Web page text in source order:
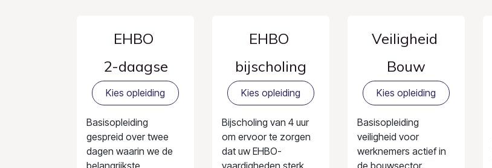
EHBO
2-daagse
Kies opleiding
Basisopleiding
gespreid over twee
dagen waarin we de
belangrijkste
EHBO
bijscholing
Kies opleiding
Bijscholing van 4 uur
om ervoor te zorgen
dat uw EHBO-
vaardigheden sterk
Veiligheid
Bouw
Kies opleiding
Basisopleiding
veiligheid voor
werknemers actief in
de bouwsector.